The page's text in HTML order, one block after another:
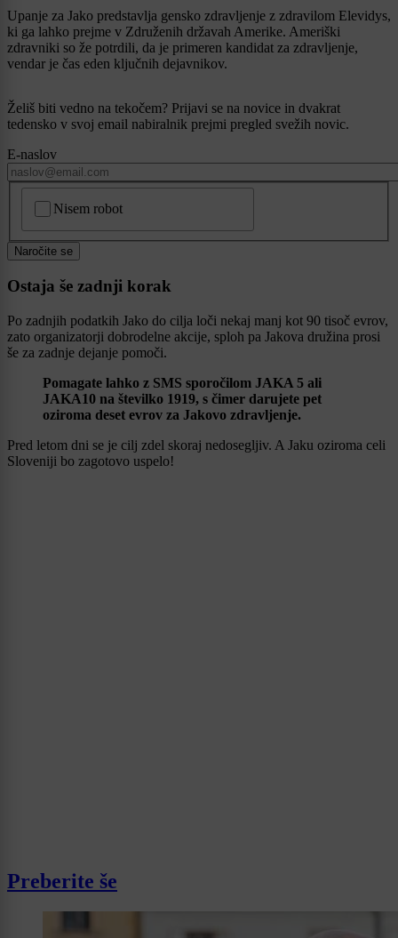
Upanje za Jako predstavlja gensko zdravljenje z zdravilom Elevidys,
ki ga lahko prejme v Združenih državah Amerike. Ameriški
zdravniki so že potrdili, da je primeren kandidat za zdravljenje,
vendar je čas eden ključnih dejavnikov.
Želiš biti vedno na tekočem? Prijavi se na novice in dvakrat
tedensko v svoj email nabiralnik prejmi pregled svežih novic.
E-naslov
Nisem robot
Naročite se
Ostaja še zadnji korak
Po zadnjih podatkih Jako do cilja loči nekaj manj kot 90 tisoč evrov,
zato organizatorji dobrodelne akcije, sploh pa Jakova družina prosi
še za zadnje dejanje pomoči.
Pomagate lahko z SMS sporočilom JAKA 5 ali
JAKA10 na številko 1919, s čimer darujete pet
oziroma deset evrov za Jakovo zdravljenje.
Pred letom dni se je cilj zdel skoraj nedosegljiv. A Jaku oziroma celi
Sloveniji bo zagotovo uspelo!
Preberite še